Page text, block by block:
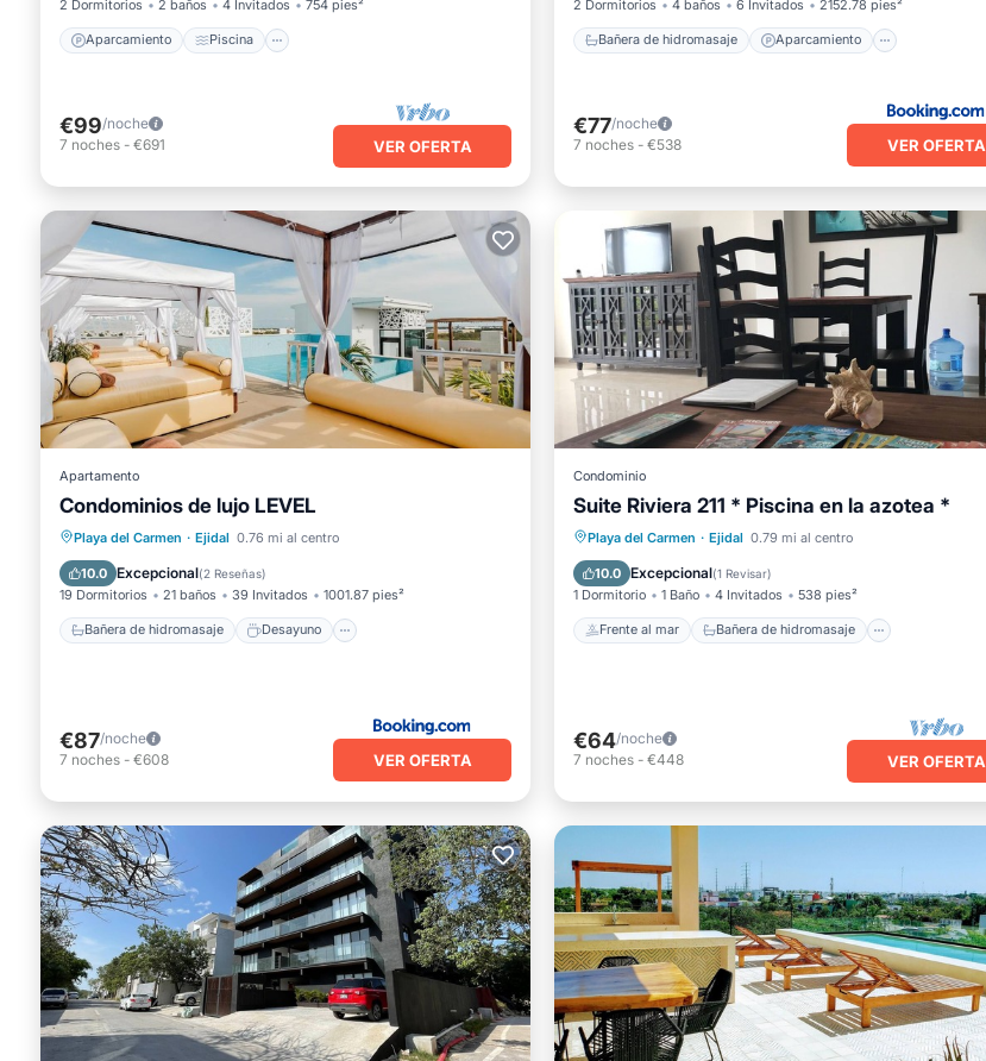
2 Dormitorios 2 baños 4 Invitados 754 pies²
Aparcamiento Piscina
€99/noche
7 noches - €691 VER OFERTA
2 Dormitorios 4 baños 6 Invitados 2152.78 pies²
Bañera de hidromasaje Aparcamiento
€77/noche
7 noches - €538 VER OFERTA
Apartamento
Condominios de lujo LEVEL
Playa del Carmen · Ejidal 0.76 mi al centro
10.0 Excepcional(2 Reseñas)
19 Dormitorios 21 baños 39 Invitados 1001.87 pies²
Bañera de hidromasaje Desayuno
Bañera de hidromasaje
Desayuno
Aparcamiento
€87/noche
7 noches - €608 VER OFERTA
Condominio
Suite Riviera 211 * Piscina en la azotea *
Playa del Carmen · Ejidal 0.79 mi al centro
10.0 Excepcional(1 Revisar)
1 Dormitorio 1 Baño 4 Invitados 538 pies²
Frente al mar Bañera de hidromasaje
Frente al mar
Bañera de hidromasaje
Aparcamiento
€64/noche
7 noches - €448 VER OFERTA